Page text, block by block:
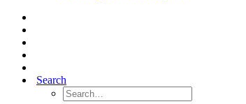
Search